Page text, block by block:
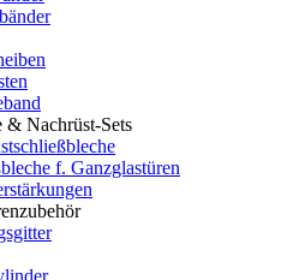
& Nachrüst-Sets
f. Ganzglastüren